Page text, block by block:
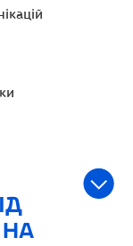
НА